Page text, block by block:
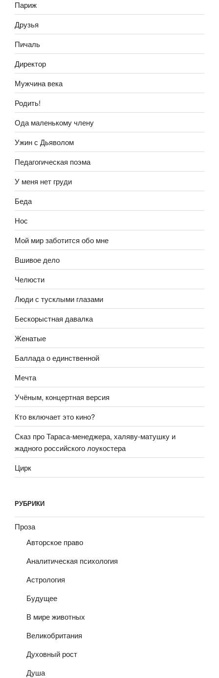
Париж
Друзья
Пичаль
Директор
Мужчина века
Родить!
Ода маленькому члену
Ужин с Дьяволом
Педагогическая поэма
У меня нет груди
Беда
Нос
Мой мир заботится обо мне
Вшивое дело
Челюсти
Люди с тусклыми глазами
Бескорыстная давалка
Женатые
Баллада о единственной
Мечта
Учёным, концертная версия
Кто включает это кино?
Сказ про Тараса-менеджера, халяву-матушку и
жадного российского лоукостера
Цирк
РУБРИКИ
Проза
Авторское право
Аналитическая психология
Астрология
Будущее
В мире животных
Великобритания
Духовный рост
Душа